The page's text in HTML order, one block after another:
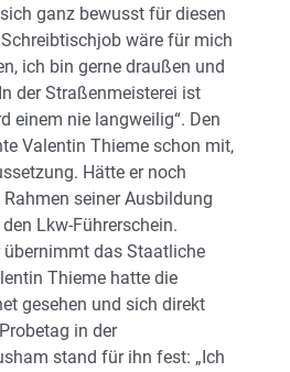
ganz bewusst für diesen
wäre für mich
ich bin gerne draußen und
der Straßenmeisterei ist
einem nie langweilig“. Den
Valentin Thieme schon mit,
Hätte er noch
seiner Ausbildung
Lkw-Führerschein.
das Staatliche
Thieme hatte die
gesehen und sich direkt
in der
stand für ihn fest: „Ich